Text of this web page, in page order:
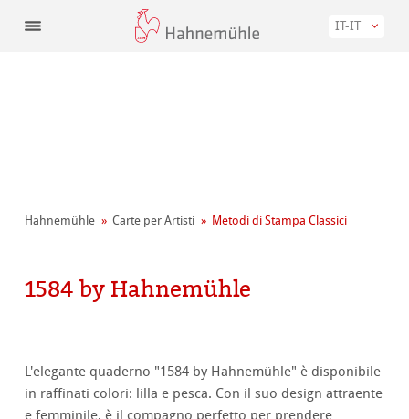
IT-IT
Hahnemühle Carte per Artisti Metodi di Stampa Classici
1584 by Hahnemühle
L'elegante quaderno "1584 by Hahnemühle" è disponibile
in raffinati colori: lilla e pesca. Con il suo design attraente
e femminile, è il compagno perfetto per prendere